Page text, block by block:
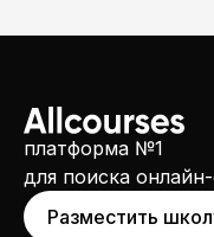
платформа №1
для поиска
Разместить